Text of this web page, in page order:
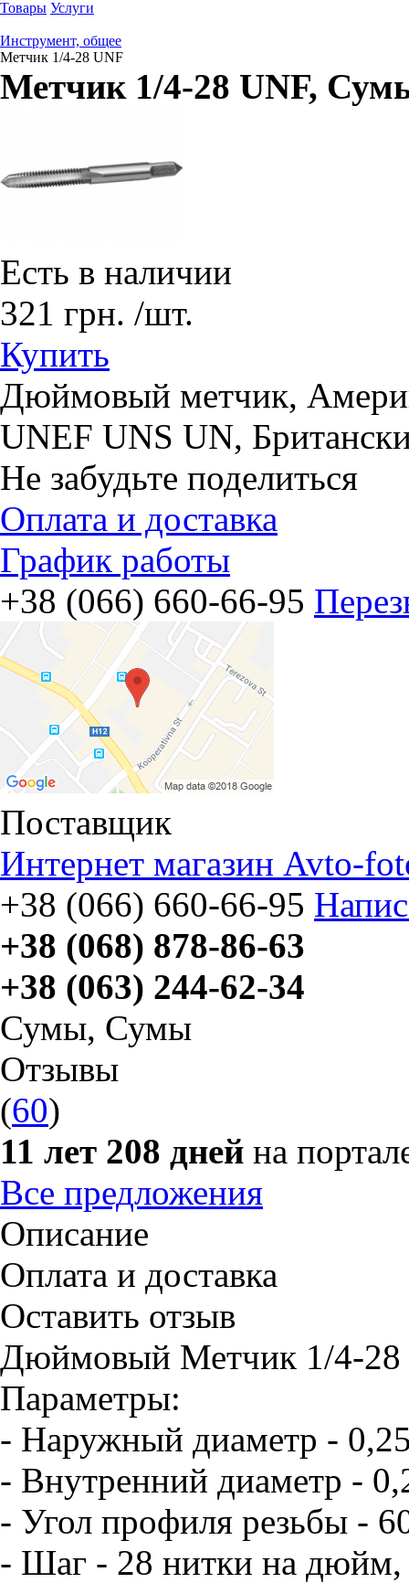
Товары Услуги
Инструмент, общее
Метчик 1/4-28 UNF
Метчик 1/4-28 UNF,
Есть в наличии
321 грн. /шт.
Купить
Дюймовый метчик,
UNEF UNS UN,
Не забудьте поделиться
Оплата и доставка
График работы
+38 (066) 660-66-95
Поставщик
Интернет магазин Avto-
+38 (066) 660-66-95
+38 (068) 878-86-63
+38 (063) 244-62-34
Сумы, Сумы
Отзывы
(60)
11 лет 208 дней на
Все предложения
Описание
Оплата и доставка
Оставить отзыв
Дюймовый Метчик 1/4-28
Параметры:
- Наружный диаметр -
- Внутренний диаметр -
- Угол профиля резьбы -
- Шаг - 28 нитки на